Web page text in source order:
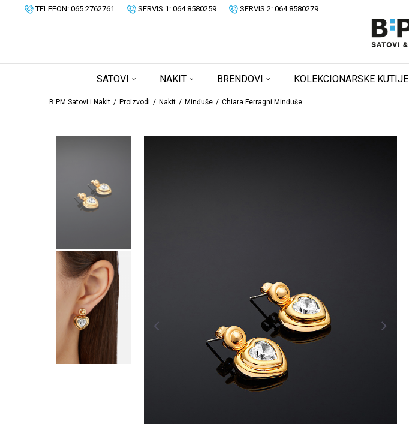
TELEFON: 065 2762761 SERVIS 1: 064 8580259 SERVIS 2: 064 8580279
SATOVI NAKIT BRENDOVI KOLEKCIONARSKE KUTIJE
B:PM Satovi i Nakit Proizvodi Nakit Minđuše Chiara Ferragni Minđuše